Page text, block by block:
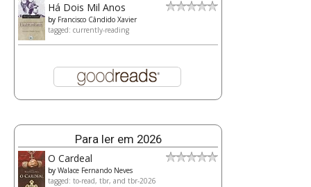
Há Dois Mil Anos
by Francisco Cândido Xavier
tagged: currently-reading
Para ler em 2026
O Cardeal
by Walace Fernando Neves
tagged: to-read, tbr, and tbr-2026